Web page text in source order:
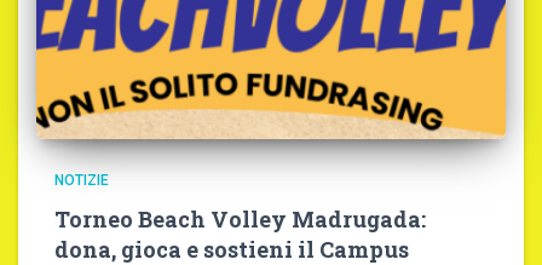
NOTIZIE
Torneo Beach Volley Madrugada:
dona, gioca e sostieni il Campus